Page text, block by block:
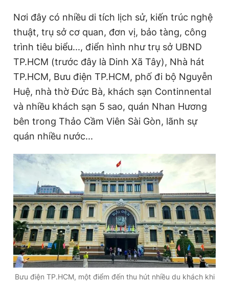
Nơi đây có nhiều di tích lịch sử, kiến trúc nghệ
thuật, trụ sở cơ quan, đơn vị, bảo tàng, công
trình tiêu biểu..., điển hình như trụ sở UBND
TP.HCM (trước đây là Dinh Xã Tây), Nhà hát
TP.HCM, Bưu điện TP.HCM, phố đi bộ Nguyễn
Huệ, nhà thờ Đức Bà, khách sạn Continnental
và nhiều khách sạn 5 sao, quán Nhan Hương
bên trong Thảo Cầm Viên Sài Gòn, lãnh sự
quán nhiều nước...
Bưu điện TP.HCM, một điểm đến thu hút nhiều du khách khi